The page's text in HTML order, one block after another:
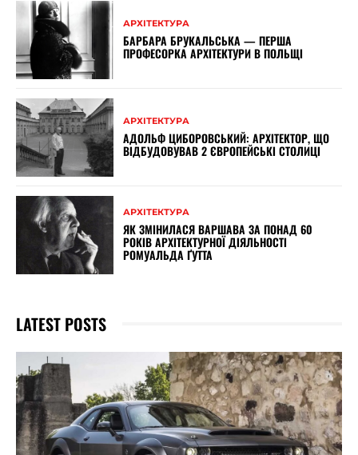
АРХІТЕКТУРА
БАРБАРА БРУКАЛЬСЬКА — ПЕРША
ПРОФЕСОРКА АРХІТЕКТУРИ В ПОЛЬЩІ
АРХІТЕКТУРА
АДОЛЬФ ЦИБОРОВСЬКИЙ: АРХІТЕКТОР, ЩО
ВІДБУДОВУВАВ 2 ЄВРОПЕЙСЬКІ СТОЛИЦІ
АРХІТЕКТУРА
ЯК ЗМІНИЛАСЯ ВАРШАВА ЗА ПОНАД 60
РОКІВ АРХІТЕКТУРНОЇ ДІЯЛЬНОСТІ
РОМУАЛЬДА ҐУТТА
LATEST POSTS